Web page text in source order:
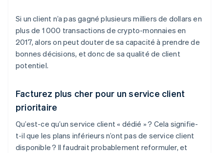
Si un client n’a pas gagné plusieurs milliers de dollars en
plus de 1 000 transactions de crypto-monnaies en
2017, alors on peut douter de sa capacité à prendre de
bonnes décisions, et donc de sa qualité de client
potentiel.
Facturez plus cher pour un service client
prioritaire
Qu’est-ce qu’un service client « dédié » ? Cela signifie-
t-il que les plans inférieurs n’ont pas de service client
disponible ? Il faudrait probablement reformuler, et